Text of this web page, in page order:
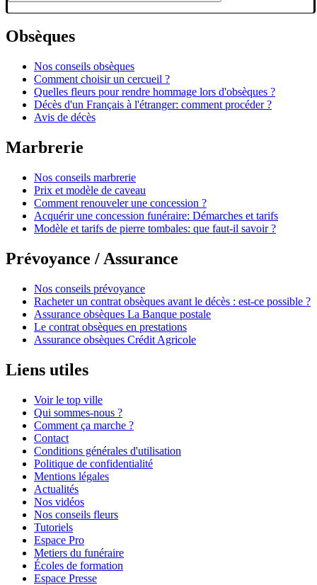
Obsèques
Nos conseils obsèques
Comment choisir un cercueil ?
Quelles fleurs pour rendre hommage lors d'obsèques ?
Décès d'un Français à l'étranger: comment procéder ?
Avis de décès
Marbrerie
Nos conseils marbrerie
Prix et modèle de caveau
Comment renouveler une concession ?
Acquérir une concession funéraire: Démarches et tarifs
Modèle et tarifs de pierre tombales: que faut-il savoir ?
Prévoyance / Assurance
Nos conseils prévoyance
Racheter un contrat obsèques avant le décès : est-ce possible ?
Assurance obsèques La Banque postale
Le contrat obsèques en prestations
Assurance obsèques Crédit Agricole
Liens utiles
Voir le top ville
Qui sommes-nous ?
Comment ça marche ?
Contact
Conditions générales d'utilisation
Politique de confidentialité
Mentions légales
Actualités
Nos vidéos
Nos conseils fleurs
Tutoriels
Espace Pro
Metiers du funéraire
Écoles de formation
Espace Presse